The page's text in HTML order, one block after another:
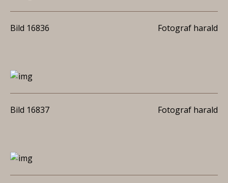
Bild 16836 Fotograf harald
Bild 16837 Fotograf harald